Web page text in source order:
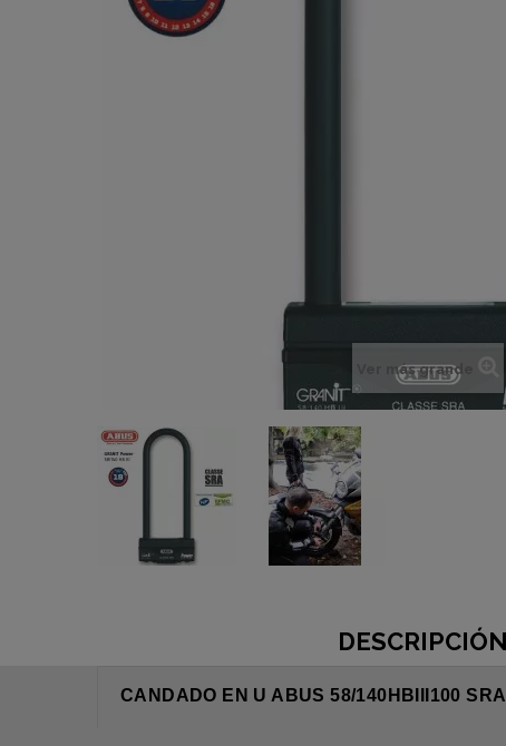
Ver más grande
DESCRIPCIÓN
CANDADO EN U ABUS 58/140HBIII100 SRA